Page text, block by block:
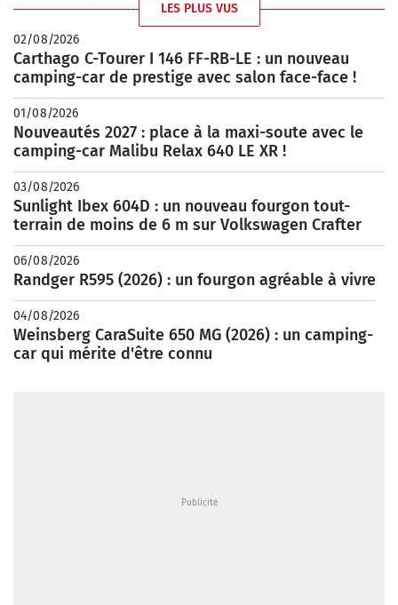
LES PLUS VUS
02/08/2026
Carthago C-Tourer I 146 FF-RB-LE : un nouveau
camping-car de prestige avec salon face-face !
01/08/2026
Nouveautés 2027 : place à la maxi-soute avec le
camping-car Malibu Relax 640 LE XR !
03/08/2026
Sunlight Ibex 604D : un nouveau fourgon tout-
terrain de moins de 6 m sur Volkswagen Crafter
06/08/2026
Randger R595 (2026) : un fourgon agréable à vivre
04/08/2026
Weinsberg CaraSuite 650 MG (2026) : un camping-
car qui mérite d'être connu